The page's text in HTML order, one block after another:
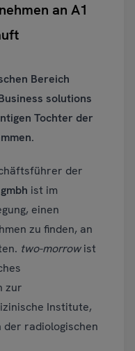
an A1
Bereich
solutions
Tochter der
der
ist im
einen
zu finden, an
two-morrowist
zur
Institute,
radiologischen